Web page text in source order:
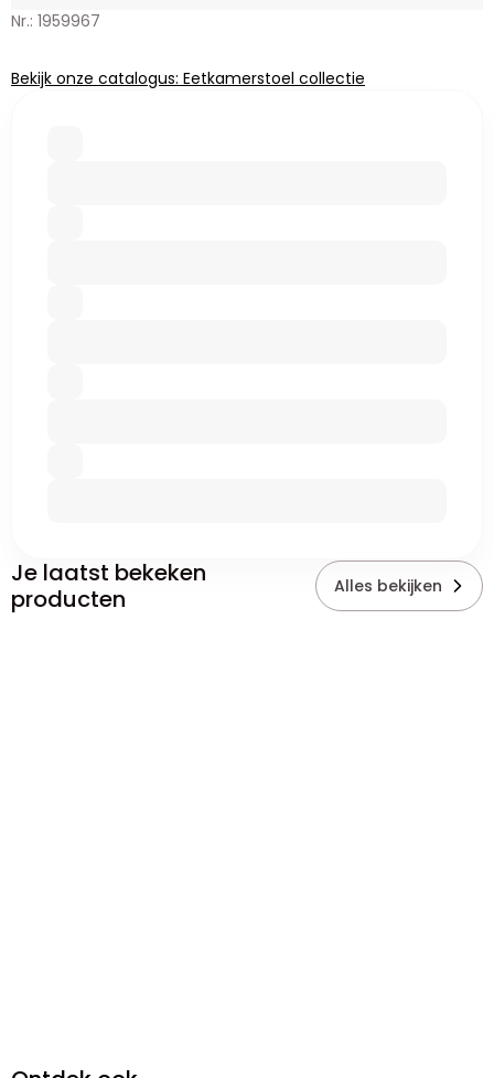
Nr.: 1959967
Bekijk onze catalogus: Eetkamerstoel collectie
Je laatst bekeken
producten
Alles bekijken